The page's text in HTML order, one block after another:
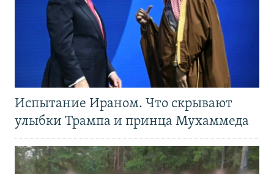
Испытание Ираном. Что скрывают
улыбки Трампа и принца Мухаммеда